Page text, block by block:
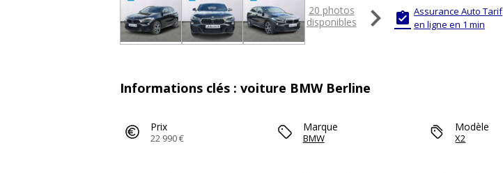
20 photos
disponibles
  Assurance Auto Tarif
en ligne en 1 min
Informations clés : voiture BMW Berline
Prix
22 990 €
Marque
BMW
Modèle
X2